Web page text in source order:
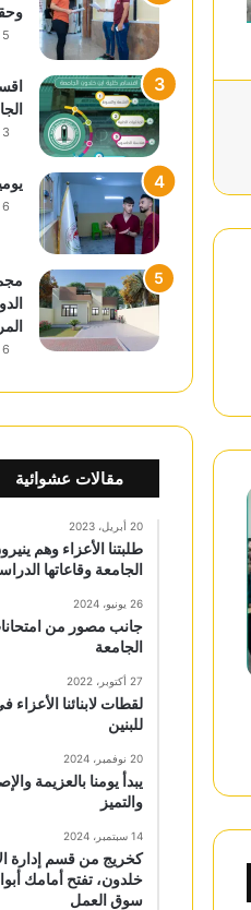
5 يونيو، 2022
3 سبتمبر، 2022
6 يونيو، 2022
6 يونيو، 2022
مقالات عشوائية
20 أبريل، 2023
طلبتنا الأعزاء وهم
الجامعة وقاعاتها
26 يونيو، 2024
جانب مصور من
الجامعة
27 أكتوبر، 2022
لقطات لابنائنا الأعزاء
للبنين
20 نوفمبر، 2024
يبدأ يومنا بالعزيمة
والتميز
14 سبتمبر، 2024
كخريج من قسم إدارة
خلدون، تفتح أمامك
سوق العمل